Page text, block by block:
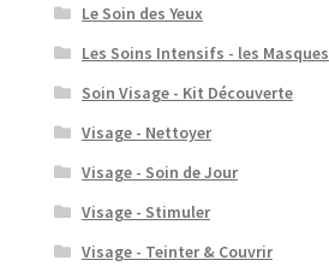
Le Soin des Yeux
Les Soins Intensifs - les Masques
Soin Visage - Kit Découverte
Visage - Nettoyer
Visage - Soin de Jour
Visage - Stimuler
Visage - Teinter & Couvrir